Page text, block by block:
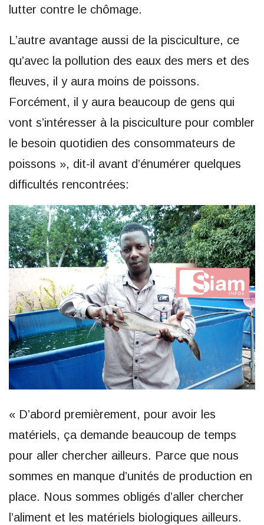
lutter contre le chômage.
L’autre avantage aussi de la pisciculture, ce
qu’avec la pollution des eaux des mers et des
fleuves, il y aura moins de poissons.
Forcément, il y aura beaucoup de gens qui
vont s’intéresser à la pisciculture pour combler
le besoin quotidien des consommateurs de
poissons », dit-il avant d’énumérer quelques
difficultés rencontrées:
« D’abord premièrement, pour avoir les
matériels, ça demande beaucoup de temps
pour aller chercher ailleurs. Parce que nous
sommes en manque d’unités de production en
place. Nous sommes obligés d’aller chercher
l’aliment et les matériels biologiques ailleurs.